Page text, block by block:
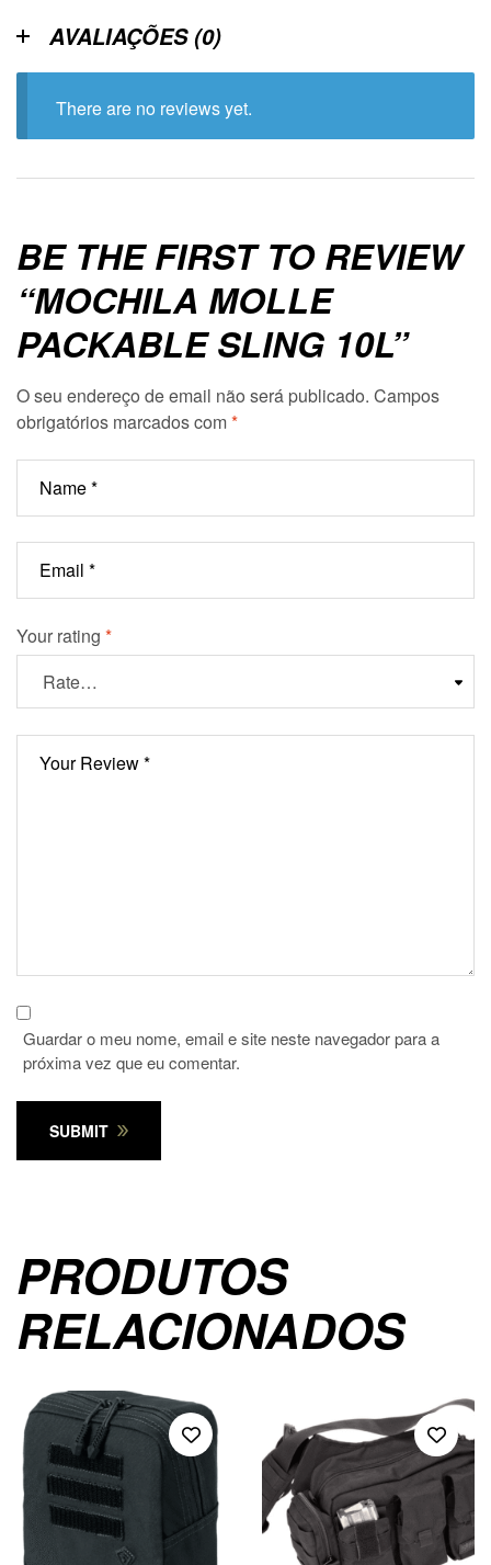
AVALIAÇÕES (0)
There are no reviews yet.
BE THE FIRST TO REVIEW
“MOCHILA MOLLE
PACKABLE SLING 10L”
O seu endereço de email não será publicado. Campos
obrigatórios marcados com*
Your rating *
Guardar o meu nome, email e site neste navegador para a
próxima vez que eu comentar.
SUBMIT
PRODUTOS
RELACIONADOS